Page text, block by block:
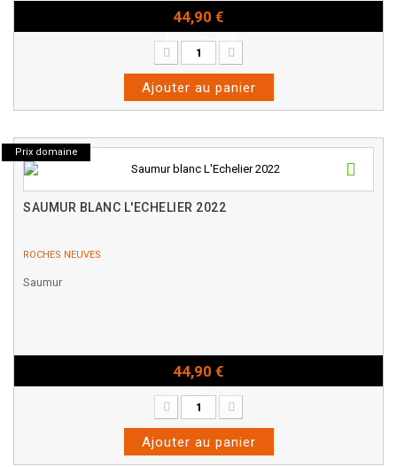
44,90 €
Ajouter au panier
Prix domaine
SAUMUR BLANC L'ECHELIER 2022
ROCHES NEUVES
Saumur
44,90 €
Ajouter au panier